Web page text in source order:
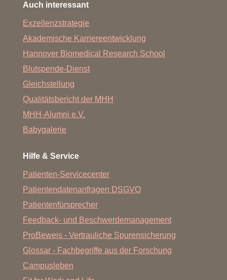
Auch interessant
Exzellenzstrategie
Akademische Karriereentwicklung
Hannover Biomedical Research School
Blutspende-Dienst
Gleichstellung
Qualitätsbericht der MHH
MHH-Alumni e.V.
Babygalerie
Hilfe & Service
Patienten-Servicecenter
Patientendatenanfragen DSGVO
Patientenfürsprecher
Feedback- und Beschwerdemanagement
ProBeweis - Vertrauliche Spurensicherung
Glossar - Fachbegriffe aus der Forschung
Campusleben